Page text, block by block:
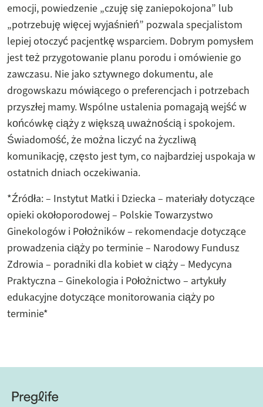
emocji, powiedzenie „czuję się zaniepokojona” lub
„potrzebuję więcej wyjaśnień” pozwala specjalistom
lepiej otoczyć pacjentkę wsparciem. Dobrym pomysłem
jest też przygotowanie planu porodu i omówienie go
zawczasu. Nie jako sztywnego dokumentu, ale
drogowskazu mówiącego o preferencjach i potrzebach
przyszłej mamy. Wspólne ustalenia pomagają wejść w
końcówkę ciąży z większą uważnością i spokojem.
Świadomość, że można liczyć na życzliwą
komunikację, często jest tym, co najbardziej uspokaja w
ostatnich dniach oczekiwania.
*Źródła: – Instytut Matki i Dziecka – materiały dotyczące
opieki okołoporodowej – Polskie Towarzystwo
Ginekologów i Położników – rekomendacje dotyczące
prowadzenia ciąży po terminie – Narodowy Fundusz
Zdrowia – poradniki dla kobiet w ciąży – Medycyna
Praktyczna – Ginekologia i Położnictwo – artykuły
edukacyjne dotyczące monitorowania ciąży po
terminie*